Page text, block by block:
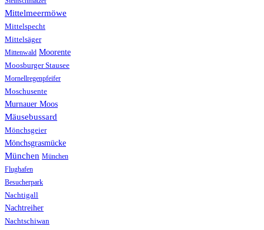
Mittelmeermöwe
Mittelspecht
Mittelsäger
Mittenwald Moorente
Moosburger Stausee
Mornellregenpfeifer
Moschusente
Murnauer Moos
Mäusebussard
Mönchsgeier
Mönchsgrasmücke
München München
Flughafen
Besucherpark
Nachtigall
Nachtreiher
Nachtschiwan